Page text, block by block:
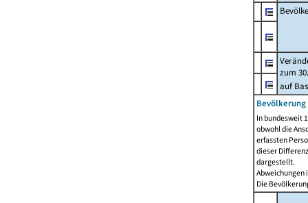
zum
auf
Bevölkerung
In bundesweit
obwohl die
erfassten
dieser
dargestellt.
Abweichungen
Die